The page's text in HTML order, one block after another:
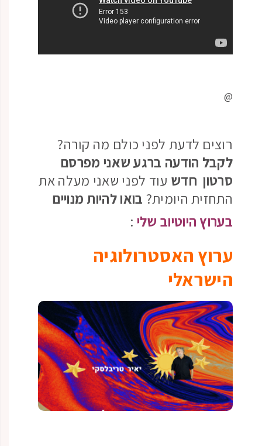
@
רוצים לדעת לפני כולם מה קורה?
לקבל הודעה ברגע שאני מפרסם
סרטון חדש עוד לפני שאני מעלה את
התחזית היומית? בואו להיות מנויים
בערוץ היוטיוב שלי :
ערוץ האסטרולוגיה
הישראלי